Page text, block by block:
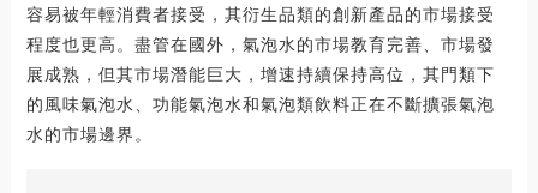
容易被年輕消費者接受，其衍生品類的創新產品的市場接受
程度也更高。盡管在國外，氣泡水的市場教育完善、市場發
展成熟，但其市場潛能巨大，增速持續保持高位，其門類下
的風味氣泡水、功能氣泡水和氣泡類飲料正在不斷擴張氣泡
水的市場邊界。